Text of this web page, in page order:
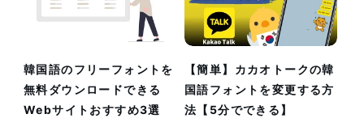
韓国語のフリーフォントを
無料ダウンロードできる
Webサイトおすすめ3選
【簡単】カカオトークの韓
国語フォントを変更する方
法【5分でできる】